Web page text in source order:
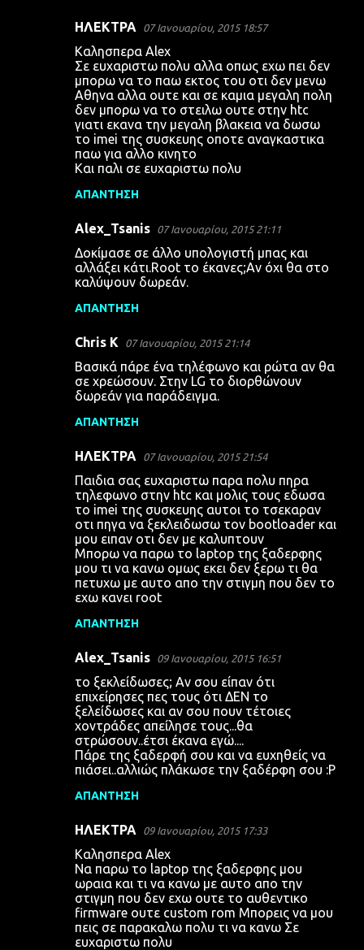
ΗΛΕΚΤΡΑ 07 Ιανουαρίου, 2015 18:57
Καλησπερα Alex
Σε ευχαριστω πολυ αλλα οπως εχω πει δεν
μπορω να το παω εκτος του οτι δεν μενω
Αθηνα αλλα ουτε και σε καμια μεγαλη πολη
δεν μπορω να το στειλω ουτε στην htc
γιατι εκανα την μεγαλη βλακεια να δωσω
το imei της συσκευης οποτε αναγκαστικα
παω για αλλο κινητο
Και παλι σε ευχαριστω πολυ
ΑΠΆΝΤΗΣΗ
Alex_Tsanis 07 Ιανουαρίου, 2015 21:11
Δοκίμασε σε άλλο υπολογιστή μπας και
αλλάξει κάτι.Root το έκανες;Αν όχι θα στο
καλύψουν δωρεάν.
ΑΠΆΝΤΗΣΗ
Chris K 07 Ιανουαρίου, 2015 21:14
Βασικά πάρε ένα τηλέφωνο και ρώτα αν θα
σε χρεώσουν. Στην LG το διορθώνουν
δωρεάν για παράδειγμα.
ΑΠΆΝΤΗΣΗ
HΛΕΚΤΡΑ 07 Ιανουαρίου, 2015 21:54
Παιδια σας ευχαριστω παρα πολυ πηρα
τηλεφωνο στην htc και μολις τους εδωσα
το imei της συσκευης αυτοι το τσεκαραν
οτι πηγα να ξεκλειδωσω τον bootloader και
μου ειπαν οτι δεν με καλυπτουν
Μπορω να παρω το laptop της ξαδερφης
μου τι να κανω ομως εκει δεν ξερω τι θα
πετυχω με αυτο απο την στιγμη που δεν το
εχω κανει root
ΑΠΆΝΤΗΣΗ
Alex_Tsanis 09 Ιανουαρίου, 2015 16:51
το ξεκλείδωσες; Αν σου είπαν ότι
επιχείρησες πες τους ότι ΔΕΝ το
ξελείδωσες και αν σου πουν τέτοιες
χοντράδες απείλησε τους...θα
στρώσουν..έτσι έκανα εγώ....
Πάρε της ξαδερφή σου και να ευχηθείς να
πιάσει..αλλιώς πλάκωσε την ξαδέρφη σου :P
ΑΠΆΝΤΗΣΗ
ΗΛΕΚΤΡΑ 09 Ιανουαρίου, 2015 17:33
Καλησπερα Alex
Να παρω το laptop της ξαδερφης μου
ωραια και τι να κανω με αυτο απο την
στιγμη που δεν εχω ουτε το αυθεντικο
firmware ουτε custom rom Μπορεις να μου
πεις σε παρακαλω πολυ τι να κανω Σε
ευχαριστω πολυ